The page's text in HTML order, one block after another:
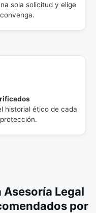
sola solicitud y elige
historial ético de cada
Legal
por